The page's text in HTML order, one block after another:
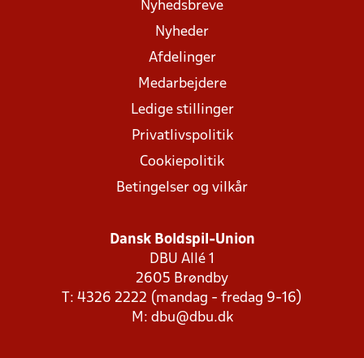
Nyhedsbreve
Nyheder
Afdelinger
Medarbejdere
Ledige stillinger
Privatlivspolitik
Cookiepolitik
Betingelser og vilkår
Dansk Boldspil-Union
DBU Allé 1
2605 Brøndby
T: 4326 2222 (mandag - fredag 9-16)
M: dbu@dbu.dk